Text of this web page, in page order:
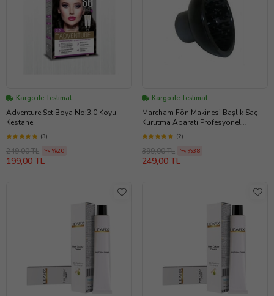
Kargo ile Teslimat
Adventure Set Boya No:3.0 Koyu
Kestane
(3)
249,00 TL %20
199,00 TL
Kargo ile Teslimat
Marcham Fön Makinesi Başlık Saç
Kurutma Aparatı Profesyonel
Makinelere Uyumlu Saç Şekillendirici
A KALİTE
(2)
399,00 TL %38
249,00 TL